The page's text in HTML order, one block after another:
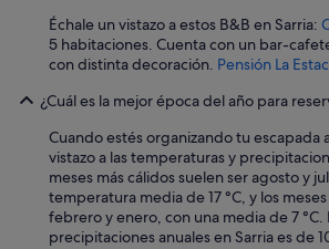
Échale un vistazo a estos B&B en Sarria:
5 habitaciones. Cuenta con un bar-
con distinta decoración. Pensión La
¿Cuál es la mejor época del año para
Cuando estés organizando tu escapada
vistazo a las temperaturas y
meses más cálidos suelen ser agosto y
temperatura media de 17 °C, y los
febrero y enero, con una media de 7 °C.
precipitaciones anuales en Sarria es de